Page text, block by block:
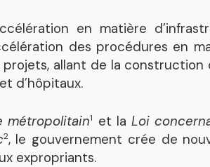
en matière
des procédures en
allant de la construction
d’hôpitaux.
métropolitain1 et laLoi
2, le gouvernement crée de
expropriants.